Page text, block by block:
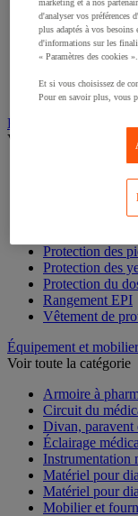
Accessoires
Armoire à clés
Armoire forte
Coffre-fort
Équipement de
Voir toute la catégorie
Masque
Protection
Protection des
Protection des
Protection du
Rangement EPI
Vêtement de
Équipement et
Voir toute la catégorie
Armoire à
Circuit du
Divan, paravent
Éclairage
Instrumentation
Matériel pour
Matériel pour
Mobilier et
marketing et à nos
d'analyser vos préférences
plus adaptés à vos
d'informations sur les
« Paramètres des cookies ».
Et si vous choisissez de
Pour en savoir plus, vous